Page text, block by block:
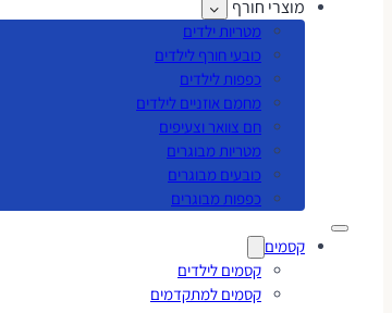
מוצרי חורף
מטריות ילדים
כובעי חורף לילדים
כפפות לילדים
מחמם אוזניים לילדים
חם צוואר וצעיפים
מטריות מבוגרים
כובעים מבוגרים
כפפות מבוגרים
קסמים
קסמים לילדים
קסמים למתקדמים